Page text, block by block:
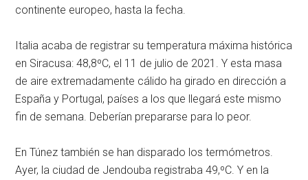
continente europeo, hasta la fecha.
Italia acaba de registrar su temperatura máxima histórica
en Siracusa: 48,8ºC, el 11 de julio de 2021. Y esta masa
de aire extremadamente cálido ha girado en dirección a
España y Portugal, países a los que llegará este mismo
fin de semana. Deberían prepararse para lo peor.
En Túnez también se han disparado los termómetros.
Ayer, la ciudad de Jendouba registraba 49,ºC. Y en la